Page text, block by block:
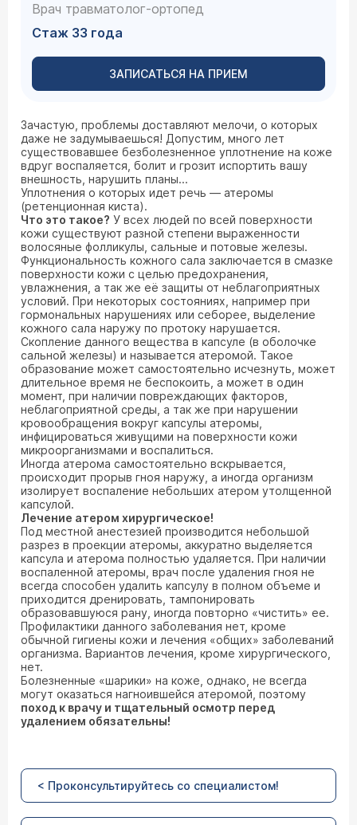
Врач травматолог-ортопед
Стаж 33 года
ЗАПИСАТЬСЯ НА ПРИЕМ
Зачастую, проблемы доставляют мелочи, о которых
даже не задумываешься! Допустим, много лет
существовавшее безболезненное уплотнение на коже
вдруг воспаляется, болит и грозит испортить вашу
внешность, нарушить планы...
Уплотнения о которых идет речь — атеромы
(ретенционная киста).
Что это такое? У всех людей по всей поверхности
кожи существуют разной степени выраженности
волосяные фолликулы, сальные и потовые железы.
Функциональность кожного сала заключается в смазке
поверхности кожи с целью предохранения,
увлажнения, а так же её защиты от неблагоприятных
условий. При некоторых состояниях, например при
гормональных нарушениях или себорее, выделение
кожного сала наружу по протоку нарушается.
Скопление данного вещества в капсуле (в оболочке
сальной железы) и называется атеромой. Такое
образование может самостоятельно исчезнуть, может
длительное время не беспокоить, а может в один
момент, при наличии повреждающих факторов,
неблагоприятной среды, а так же при нарушении
кровообращения вокруг капсулы атеромы,
инфицироваться живущими на поверхности кожи
микроорганизмами и воспалиться.
Иногда атерома самостоятельно вскрывается,
происходит прорыв гноя наружу, а иногда организм
изолирует воспаление небольших атером утолщенной
капсулой.
Лечение атером хирургическое!
Под местной анестезией производится небольшой
разрез в проекции атеромы, аккуратно выделяется
капсула и атерома полностью удаляется. При наличии
воспаленной атеромы, врач после удаления гноя не
всегда способен удалить капсулу в полном объеме и
приходится дренировать, тампонировать
образовавшуюся рану, иногда повторно «чистить» ее.
Профилактики данного заболевания нет, кроме
обычной гигиены кожи и лечения «общих» заболеваний
организма. Вариантов лечения, кроме хирургического,
нет.
Болезненные «шарики» на коже, однако, не всегда
могут оказаться нагноившейся атеромой, поэтому
поход к врачу и тщательный осмотр перед
удалением обязательны!
< Проконсультируйтесь со специалистом!